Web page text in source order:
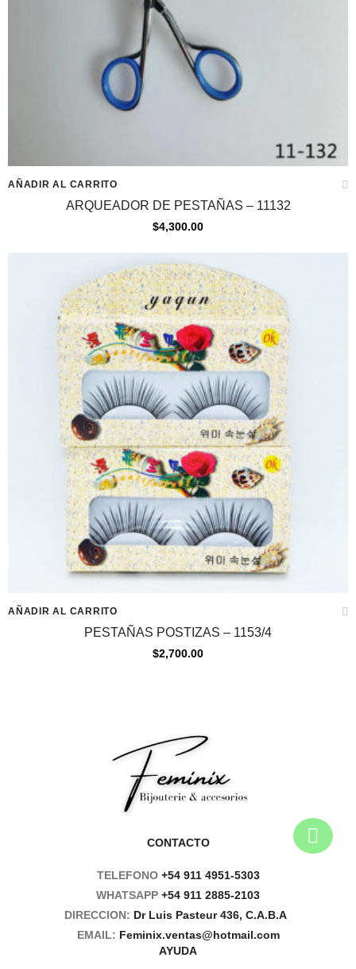
AÑADIR AL CARRITO
ARQUEADOR DE PESTAÑAS – 11132
$4,300.00
AÑADIR AL CARRITO
PESTAÑAS POSTIZAS – 1153/4
$2,700.00
CONTACTO
TELEFONO +54 911 4951-5303
WHATSAPP +54 911 2885-2103
DIRECCION: Dr Luis Pasteur 436, C.A.B.A
EMAIL: Feminix.ventas@hotmail.com
AYUDA